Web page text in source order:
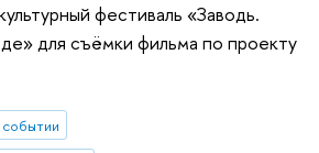
фестиваль «Заводь.
для съёмки фильма по проекту